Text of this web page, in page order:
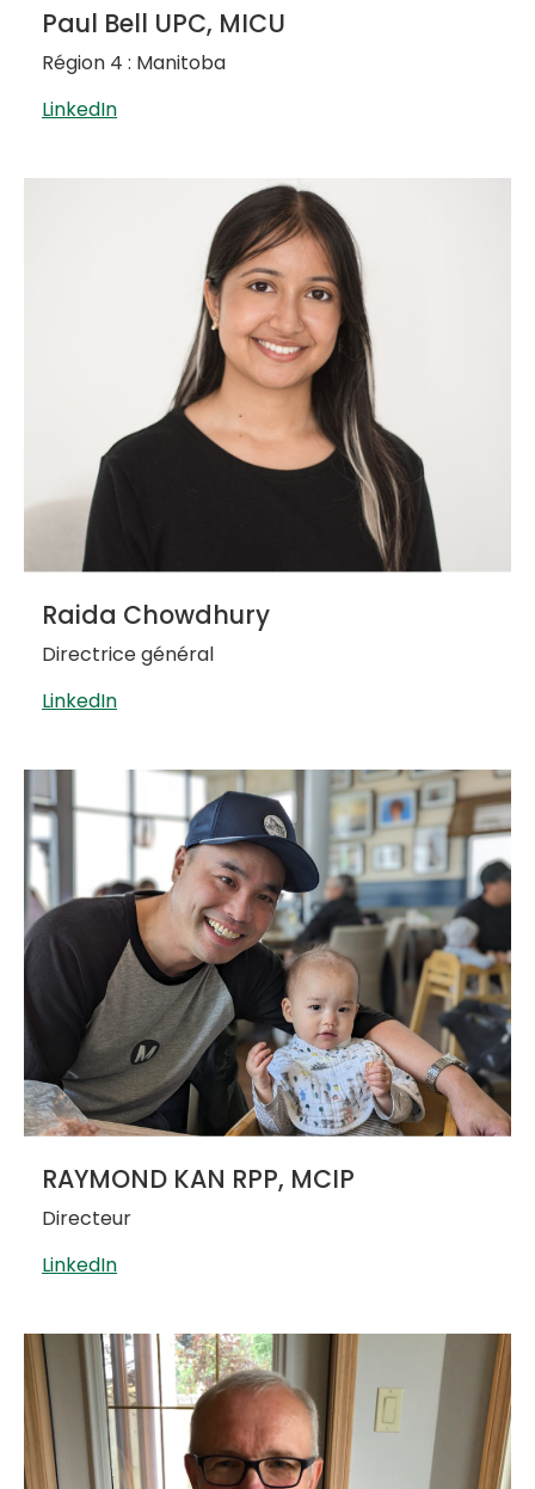
Paul Bell UPC, MICU
Région 4 : Manitoba
LinkedIn
Raida Chowdhury
Directrice général
LinkedIn
RAYMOND KAN RPP, MCIP
Directeur
LinkedIn